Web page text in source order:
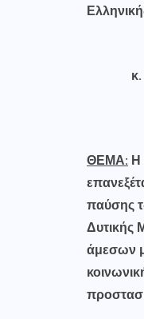
κ.
ΘΕΜΑ: Η
παύσης
Δυτικής
άμεσων